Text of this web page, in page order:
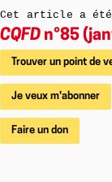
Cet article a été
CQFD n°85
Trouver un point de
Je veux m'abonner
Faire un don